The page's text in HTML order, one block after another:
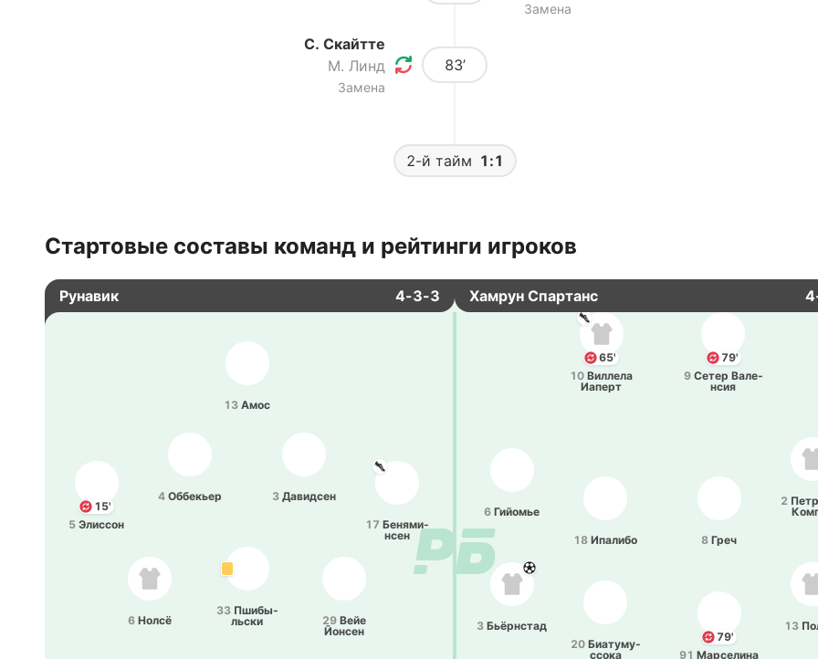
Замена
С. Скайтте
М. Линд
Замена
83’
2-й тайм 1:1
Стартовые составы команд и рейтинги игроков
Рунавик 4-3-3 Хамрун Спартанс
13 Амос
15'
5 Эли­ссон 17 Бе­ня­ми­
нсен
3 Да­ви­дсен
4 Оббе­кьер
33 Пши­бы­
льски
29 Вейе
Йонсен
6 Нолсё 13
79'
91 Ма­рсе­ли­на
20 Биа­ту­му­
ссо­ка
3 Бьё­рнстад
6 Гийо­мье
18 Ипа­ли­бо 8 Греч
2
79'
9 Сетер Ва­ле­
нсия
65'
10 Ви­лле­ла
Иаперт